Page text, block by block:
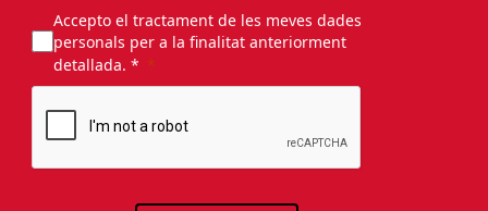
Accepto el tractament de les meves dades
personals per a la finalitat anteriorment
detallada. *